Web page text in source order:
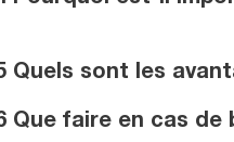
Quels sont les
Que faire en cas